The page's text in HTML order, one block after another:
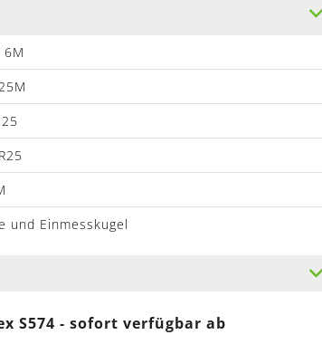
6M
und Einmesskugel
S574 - sofort verfügbar ab